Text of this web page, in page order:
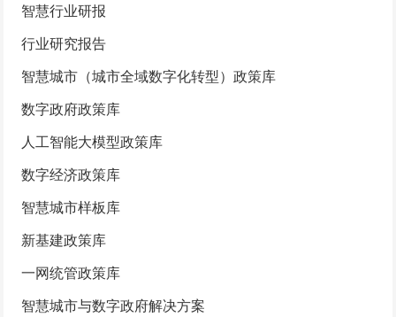
智慧行业研报
行业研究报告
智慧城市（城市全域数字化转型）政策库
数字政府政策库
人工智能大模型政策库
数字经济政策库
智慧城市样板库
新基建政策库
一网统管政策库
智慧城市与数字政府解决方案